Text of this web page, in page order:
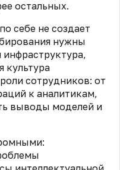
остальных.
себе не создает
нужны
культура
сотрудников: от
к аналитикам,
выводы моделей и